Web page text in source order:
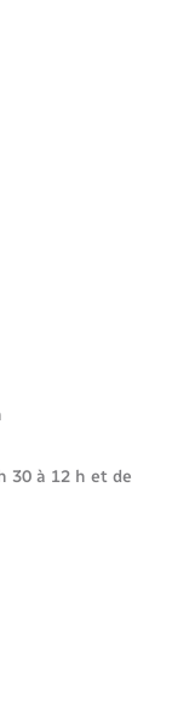
30 à 12 h et de